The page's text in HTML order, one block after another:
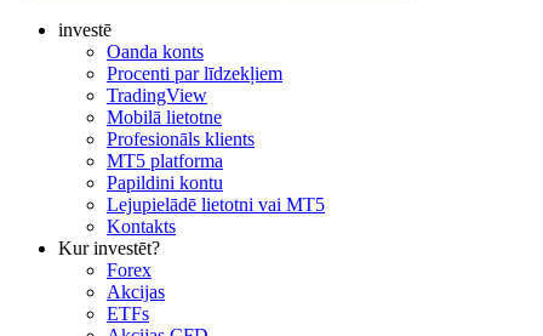
investē
Oanda konts
Procenti par līdzekļiem
TradingView
Mobilā lietotne
Profesionāls klients
MT5 platforma
Papildini kontu
Lejupielādē lietotni vai MT5
Kontakts
Kur investēt?
Forex
Akcijas
ETFs